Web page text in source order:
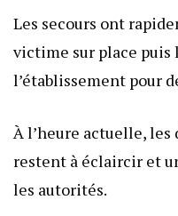
Les secours ont
victime sur place puis
l’établissement pour
À l’heure actuelle,
restent à éclaircir et
les autorités.